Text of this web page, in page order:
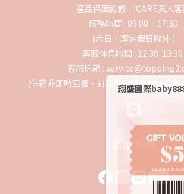
產品保固維修 : ICARE真人
服務時間 : 09:00 - 17:30
(六日、國定假日除外 )
客服休息時間 : 12:30-13:30
客服信箱 :
(信箱非即時回覆，訂單事宜請轉聯絡我們
追蹤我們
翔盛國際